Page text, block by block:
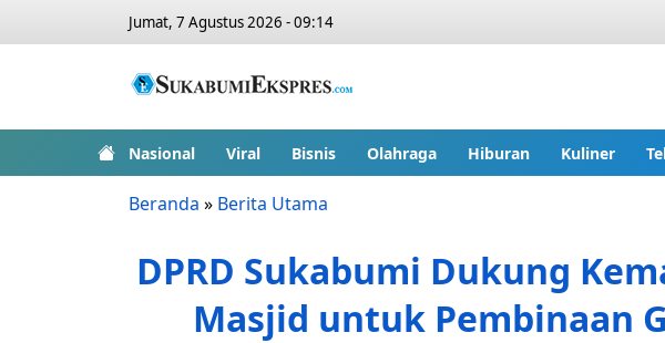
Jumat, 7 Agustus 2026 - 09:14
Nasional Viral Bisnis Olahraga Hiburan Kuliner
Beranda » Berita Utama
DPRD Sukabumi Dukung
Masjid untuk Pembinaan